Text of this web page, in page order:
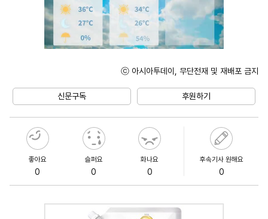
ⓒ 아시아투데이, 무단전재 및 재배포 금지
신문구독 후원하기
좋아요
0
슬퍼요
0
화나요
0
후속기사 원해요
0